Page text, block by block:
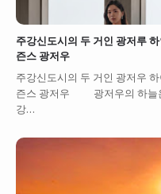
주강신도시의 두 거인 광저루
즌스 광저우
주강신도시의 두 거인 광저우
즌스 광저우 광저우의 하늘
강…